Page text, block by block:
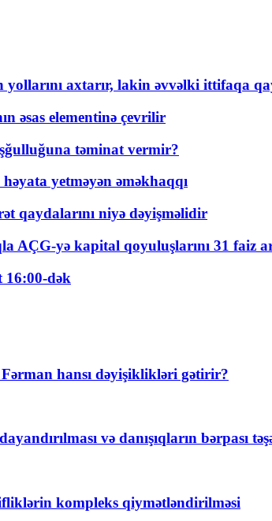
axtarır, lakin əvvəlki ittifaqa
əsas elementinə çevrilir
təminat vermir?
yetməyən əməkhaqqı
qaydalarını niyə dəyişməlidir
AÇG-yə kapital qoyuluşlarını 31 faiz
16:00-dək
hansı dəyişiklikləri gətirir?
və danışıqların bərpası
kompleks qiymətləndirilməsi